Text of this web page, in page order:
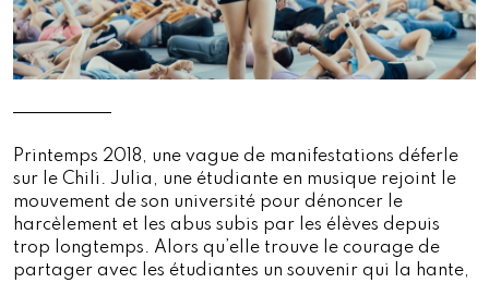
Printemps 2018, une vague de manifestations déferle
sur le Chili. Julia, une étudiante en musique rejoint le
mouvement de son université pour dénoncer le
harcèlement et les abus subis par les élèves depuis
trop longtemps. Alors qu’elle trouve le courage de
partager avec les étudiantes un souvenir qui la hante,